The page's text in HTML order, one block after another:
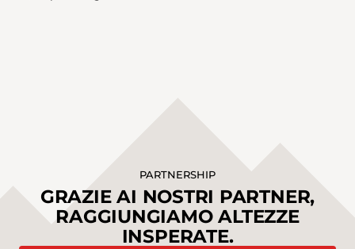
PARTNERSHIP
GRAZIE AI NOSTRI PARTNER,
RAGGIUNGIAMO ALTEZZE
INSPERATE.